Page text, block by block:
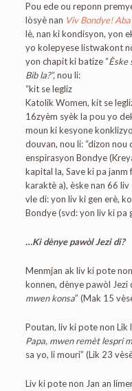
Pou ede ou reponn
lòsyè nan Viv Bondye!
lè, nan ki kondisyon, yon
yo kolepyese listwakont
yon chapit ki batize “Èske
Bib la?”,nou li:
“kit se legliz
Katolik Women, kit se
16zyèm syèk la pou yo
moun ki kesyone
douvan, nou li: “dizon
enspirasyon Bondye
kapital la, Save ki pa janm
karaktè a), èske nan 66
vle di: yon liv ki gen erè,
Bondye (svd: yon liv ki pa
…Ki dènye pawòl Jezi di?
Menmjan ak liv ki pote
konnen, dènye pawòl Jezi
mwen konsa” (Mak 15
Poutan, liv ki pote non Lik
Papa, mwen remèt lespri
sa yo, li mouri” (Lik 23
Liv ki pote non Jan an